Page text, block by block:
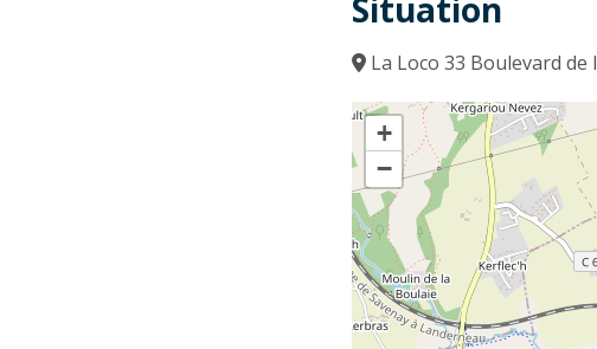
Situation
La Loco 33 Boulevard de
+
−